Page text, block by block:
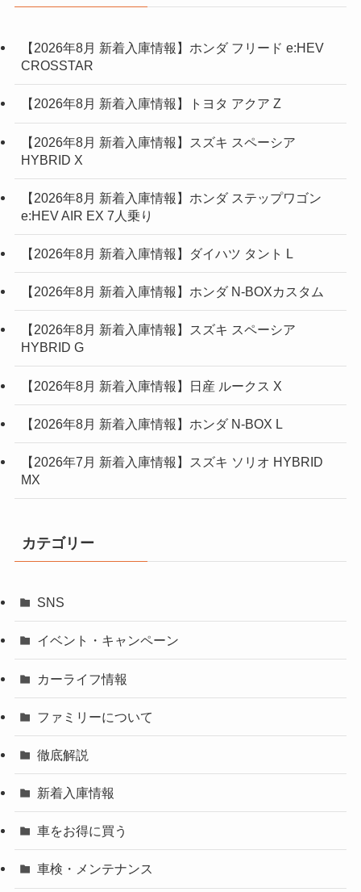
【2026年8月 新着入庫情報】ホンダ フリード e:HEV
CROSSTAR
【2026年8月 新着入庫情報】トヨタ アクア Z
【2026年8月 新着入庫情報】スズキ スペーシア
HYBRID X
【2026年8月 新着入庫情報】ホンダ ステップワゴン
e:HEV AIR EX 7人乗り
【2026年8月 新着入庫情報】ダイハツ タント L
【2026年8月 新着入庫情報】ホンダ N-BOXカスタム
【2026年8月 新着入庫情報】スズキ スペーシア
HYBRID G
【2026年8月 新着入庫情報】日産 ルークス X
【2026年8月 新着入庫情報】ホンダ N-BOX L
【2026年7月 新着入庫情報】スズキ ソリオ HYBRID
MX
カテゴリー
SNS
イベント・キャンペーン
カーライフ情報
ファミリーについて
徹底解説
新着入庫情報
車をお得に買う
車検・メンテナンス